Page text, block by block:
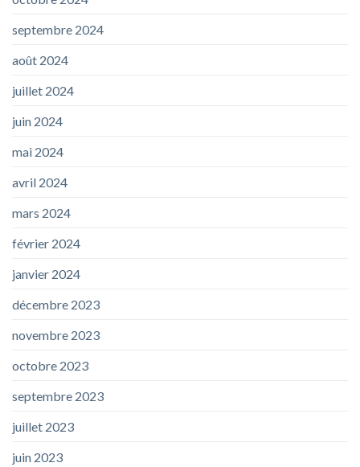
septembre 2024
août 2024
juillet 2024
juin 2024
mai 2024
avril 2024
mars 2024
février 2024
janvier 2024
décembre 2023
novembre 2023
octobre 2023
septembre 2023
juillet 2023
juin 2023